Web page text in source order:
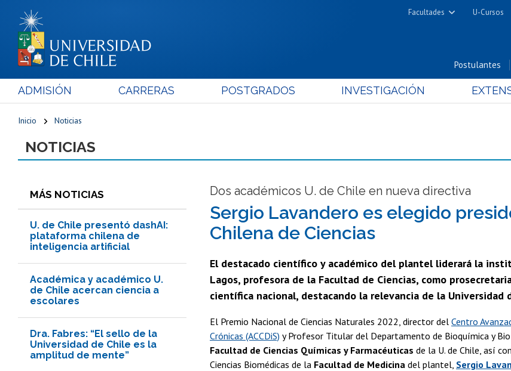
Facultades
Cs. Físicas y Matemáticas
Cs. Químicas y
Estudios Avanzados en
Nutrición y Tecnología de
Alimentos
U-Cursos
Postulantes
ADMISIÓN CARRERAS POSTGRADOS INVESTIGACIÓN
Inicio Noticias
NOTICIAS
MÁS NOTICIAS
U. de Chile presentó dashAI:
plataforma chilena de
inteligencia artificial
Académica y académico U.
de Chile acercan ciencia a
escolares
Dra. Fabres: “El sello de la
Universidad de Chile es la
amplitud de mente”
Dos académicos U. de Chile en nueva directiva
Sergio Lavandero es elegido
Chilena de Ciencias
El destacado científico y académico del plantel liderará la
Lagos, profesora de la Facultad de Ciencias, como
científica nacional, destacando la relevancia de la
El Premio Nacional de Ciencias Naturales 2022, director del Centro
Crónicas (ACCDiS) y Profesor Titular del Departamento de Bioquímica y
Facultad de Ciencias Químicas y Farmacéuticas de la U. de Chile, así
Ciencias Biomédicas de la Facultad de Medicina del plantel, Sergio